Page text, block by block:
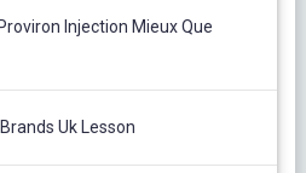
Injection Mieux Que
Uk Lesson